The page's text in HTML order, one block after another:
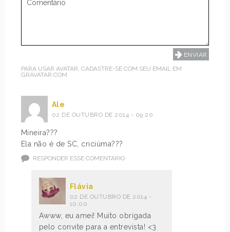
PARA USAR AVATAR, CADASTRE-SE COM SEU EMAIL EM
GRAVATAR.COM
Ale
02 DE OUTUBRO DE 2014 - 09:20
Mineira???
Ela não é de SC, criciúma???
RESPONDER ESSE COMENTÁRIO
Flávia
02 DE OUTUBRO DE 2014 -
10:00
Awww, eu amei! Muito obrigada
pelo convite para a entrevista! <3